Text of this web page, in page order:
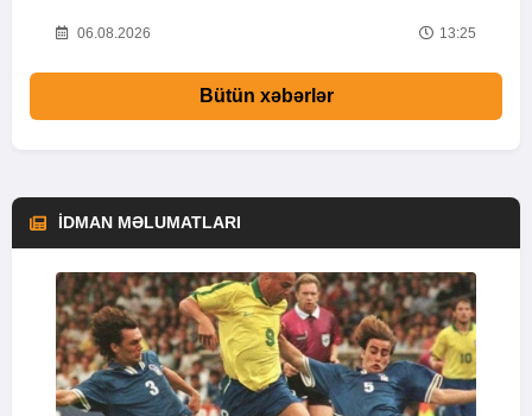
06.08.2026 13:25
Bütün xəbərlər
İDMAN MƏLUMATLARI